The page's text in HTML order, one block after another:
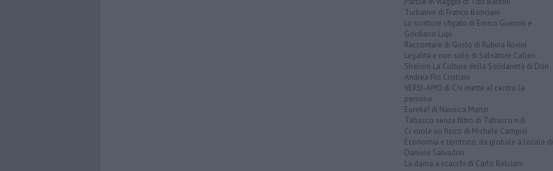
Turbative di Franco Bonciani
Lo scrittore sfigato di Enrico Guerrini e
Gordiano Lupi
Raccontare di Gusto di Rubina Rovini
Legalità e non solo di Salvatore Calleri
Shalom La Cultura della Solidarietà di Don
Andrea Pio Cristiani
VERSI-AMO di Chi mette al centro la
persona
Eureka! di Nausica Manzi
Tabasco senza filtro di Tabasco n.6
Ci vuole un fisico di Michele Campisi
Economia e territorio, da globale a locale di
Daniele Salvadori
La dama a scacchi di Carlo Belciani